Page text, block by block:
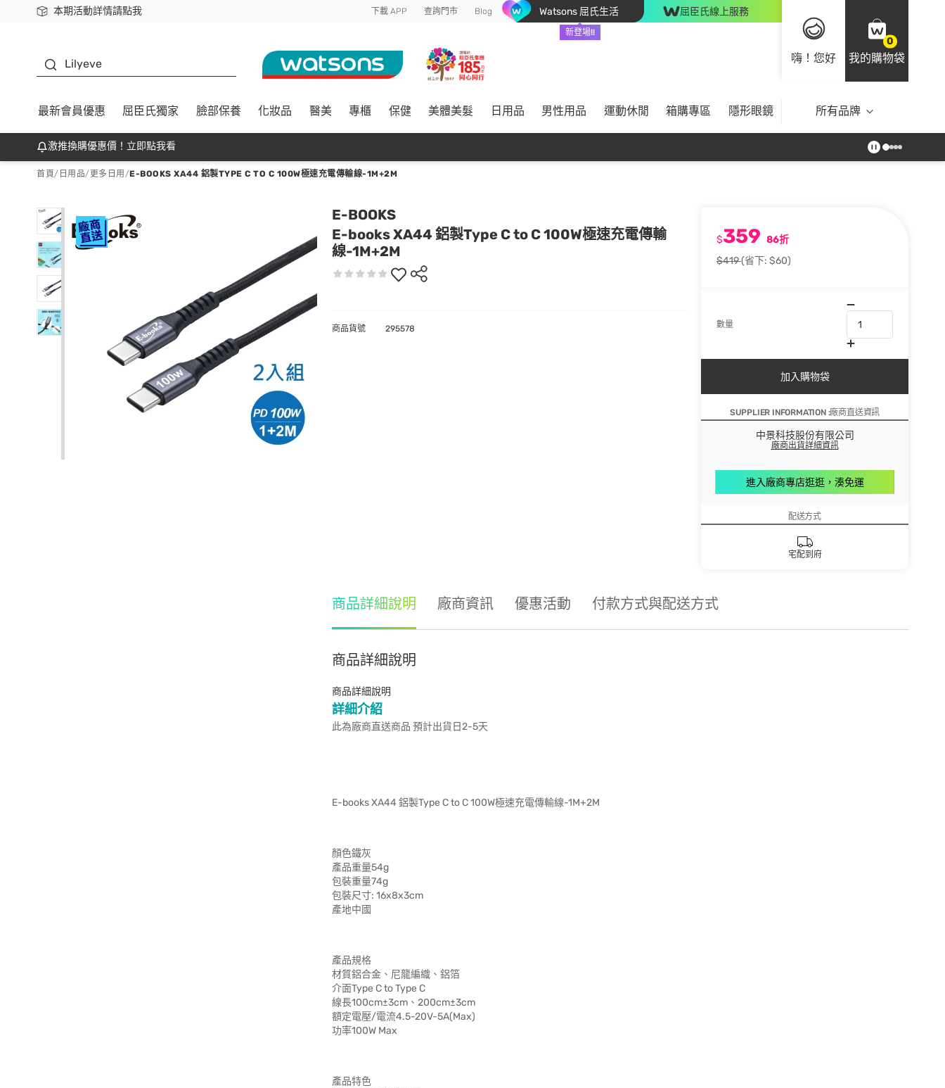
本期活動詳情請點我
下載app最高回饋$350 下載 APP 查詢門市 Blog Watsons 屈氏生活
新登場!!
屈臣氏線上服務
嗨！您好
0
我的購物袋
Lilyeve
最新會員優惠 屈臣氏獨家 臉部保養 化妝品 醫美 專櫃 保健 美體美髮 日用品 男性用品 運動休閒 箱購專區 隱形眼鏡 所有品牌
激推換購優惠價！立即點我看
首頁/ 日用品/ 更多日用 /E-BOOKS XA44 鋁製TYPE C TO C 100W極速充電傳輸線-1M+2M
E-BOOKS
E-books XA44 鋁製Type C to C 100W極速充電傳輸
線-1M+2M
$359 86折
$419(省下: $60)
數量
加入購物袋
SUPPLIER INFORMATION :廠商直送資訊
中景科技股份有限公司
廠商出貨詳細資訊
進入廠商專店逛逛，湊免運
配送方式
宅配到府
商品貨號 295578
商品詳細說明 廠商資訊 優惠活動 付款方式與配送方式
商品詳細說明
商品詳細說明
詳細介紹
此為廠商直送商品 預計出貨日2-5天
E-books XA44 鋁製Type C to C 100W極速充電傳輸線-1M+2M
顏色鐵灰
產品重量54g
包裝重量74g
包裝尺寸: 16x8x3cm
產地中國
產品規格
材質鋁合金、尼龍編織、鋁箔
介面Type C to Type C
線長100cm±3cm、200cm±3cm
額定電壓/電流4.5-20V-5A(Max)
功率100W Max
產品特色